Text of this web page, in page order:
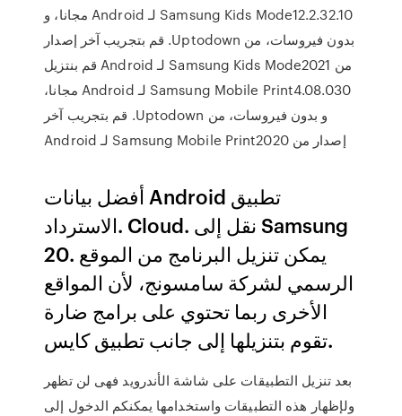
Samsung Kids Mode12.2.32.10 لـ Android مجانا، و
بدون فيروسات، من Uptodown. قم بتجريب آخر إصدار
من Samsung Kids Mode2021 لـ Android ‫قم بنتزيل
Samsung Mobile Print4.08.030 لـ Android مجانا،
و بدون فيروسات، من Uptodown. قم بتجريب آخر
إصدار من Samsung Mobile Print2020 لـ Android
أفضل بيانات Android تطبيق
الاسترداد. Cloud. نقل إلى Samsung
20. يمكن تنزيل البرنامج من الموقع
الرسمي لشركة سامسونج، لأن المواقع
الأخرى ربما تحتوي على برامج ضارة
تقوم بتنزيلها إلى جانب تطبيق كايس.
بعد تنزيل التطبيقات على شاشة الأندرويد فهى لن تظهر
ولإظهار هذه التطبيقات واستخدامها يمكنكم الدخول إلى